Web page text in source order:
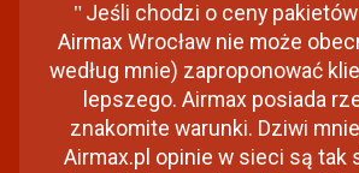
" Jeśli chodzi o ceny
Airmax Wrocław nie może
według mnie) zaproponować
lepszego. Airmax posiada
znakomite warunki. Dziwi
Airmax.pl opinie w sieci są tak